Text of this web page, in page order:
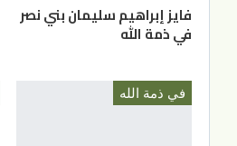
فايز إبراهيم سليمان بني نصر
في ذمة الله
في ذمة الله